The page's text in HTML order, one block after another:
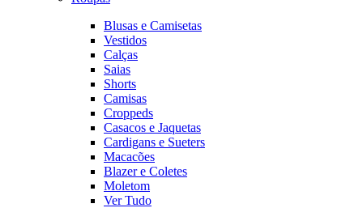
Blusas e Camisetas
Vestidos
Calças
Saias
Shorts
Camisas
Croppeds
Casacos e Jaquetas
Cardigans e Sueters
Macacões
Blazer e Coletes
Moletom
Ver Tudo